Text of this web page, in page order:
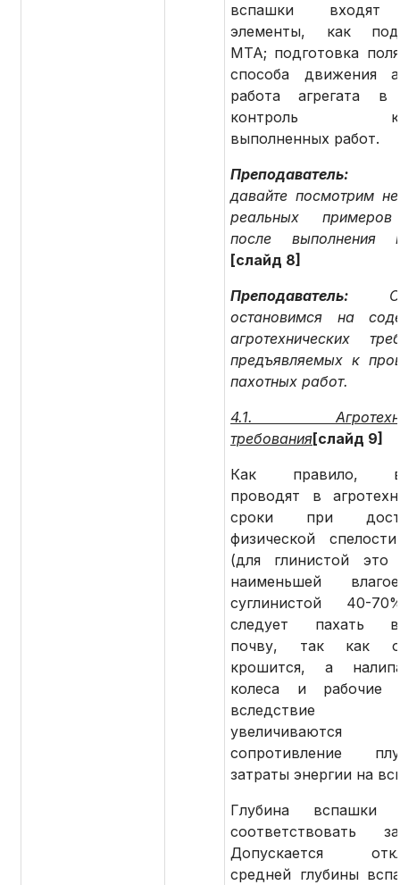
вспашки входят
элементы, как
МТА; подготовка
способа движения
работа агрегата в
контроль
выполненных работ.
давайте посмотрим
реальных
после выполнения
[слайд 8]
Преподаватель:
остановимся на
агротехнических
предъявляемых к
пахотных работ.
4.1.
требования[слайд 9]
Как правило,
проводят в
сроки при
физической
(для глинистой это
наименьшей
суглинистой 40-
следует пахать
почву, так как
крошится, а
колеса и рабочие
вследствие
увеличиваются
сопротивление
затраты энергии на
Глубина вспашки
соответствовать
Допускается
средней глубины